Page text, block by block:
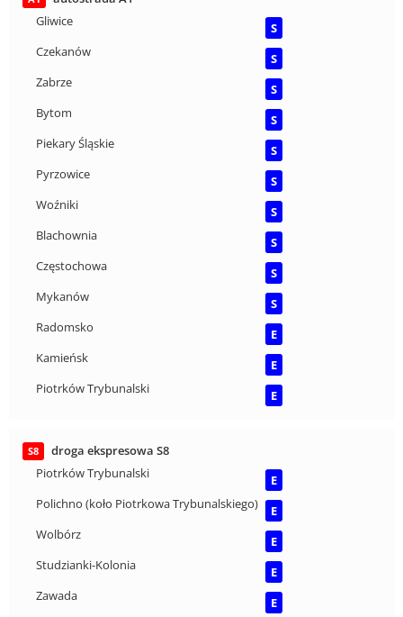
Gliwice
S
Czekanów
S
Zabrze
S
Bytom
S
Piekary Śląskie
S
Pyrzowice
S
Woźniki
S
Blachownia
S
Częstochowa
S
Mykanów
S
Radomsko
E
Kamieńsk
E
Piotrków Trybunalski
E
S8
droga ekspresowa S8
Piotrków Trybunalski
E
Polichno (koło Piotrkowa Trybunalskiego)
E
Wolbórz
E
Studzianki-Kolonia
E
Zawada
E